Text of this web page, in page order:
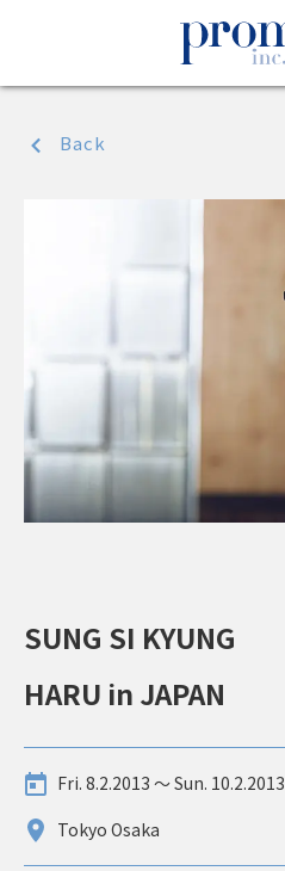
Back
SUNG SI KYUNG
HARU in JAPAN
Fri. 8.2.2013 〜 Sun. 10.2.2013
Tokyo Osaka